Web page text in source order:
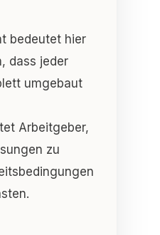
bedeutet hier
dass jeder
umgebaut
Arbeitgeber,
zu